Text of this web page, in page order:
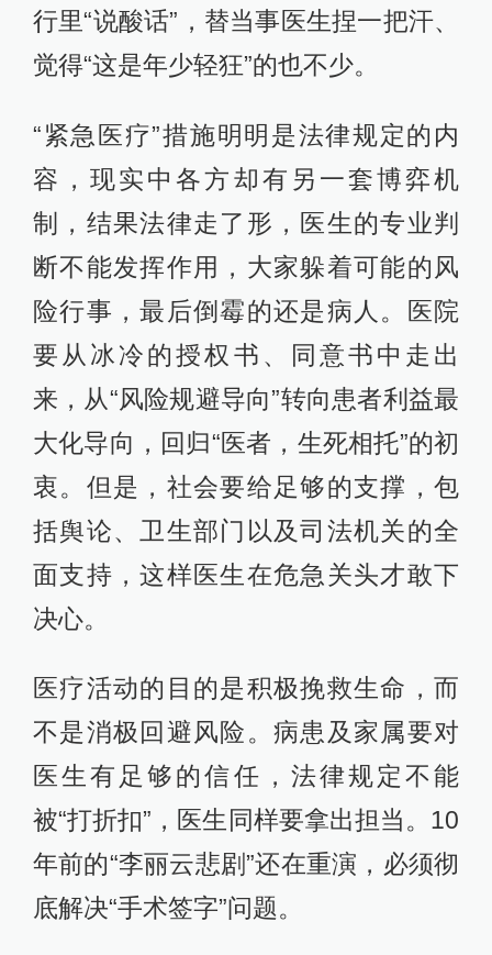
行里“说酸话”，替当事医生捏一把汗、
觉得“这是年少轻狂”的也不少。
“紧急医疗”措施明明是法律规定的内
容，现实中各方却有另一套博弈机
制，结果法律走了形，医生的专业判
断不能发挥作用，大家躲着可能的风
险行事，最后倒霉的还是病人。医院
要从冰冷的授权书、同意书中走出
来，从“风险规避导向”转向患者利益最
大化导向，回归“医者，生死相托”的初
衷。但是，社会要给足够的支撑，包
括舆论、卫生部门以及司法机关的全
面支持，这样医生在危急关头才敢下
决心。
医疗活动的目的是积极挽救生命，而
不是消极回避风险。病患及家属要对
医生有足够的信任，法律规定不能
被“打折扣”，医生同样要拿出担当。10
年前的“李丽云悲剧”还在重演，必须彻
底解决“手术签字”问题。